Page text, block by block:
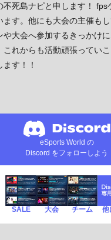
不死島ナピと申します！ fps
ます。他にも大会の主催も
や大会へ参加するきっかけ
これからも活動頑張ってい
ます！！
eSports World の
Discord をフォローしよう
SALE 大会 チーム 他